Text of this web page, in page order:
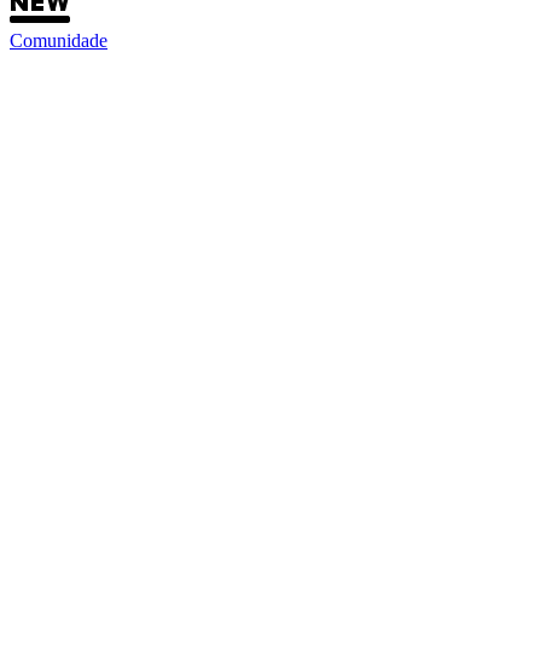
Comunidade